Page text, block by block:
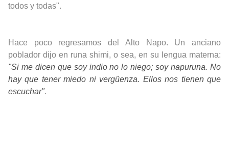
todos y todas".
Hace poco regresamos del Alto Napo. Un anciano
poblador dijo en runa shimi, o sea, en su lengua materna:
"Si me dicen que soy indio no lo niego; soy napuruna. No
hay que tener miedo ni vergüenza. Ellos nos tienen que
escuchar".